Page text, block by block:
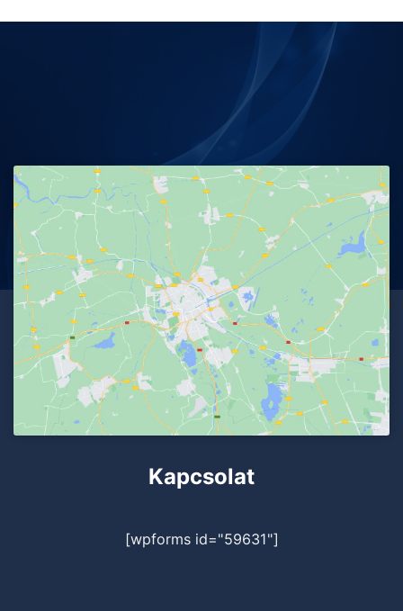
Kapcsolat
[wpforms id="59631"]